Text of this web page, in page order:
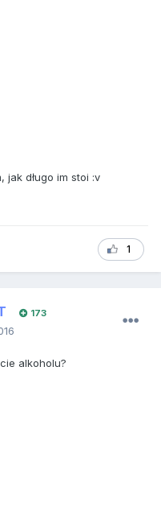
jak długo im stoi :v
1
173
alkoholu?